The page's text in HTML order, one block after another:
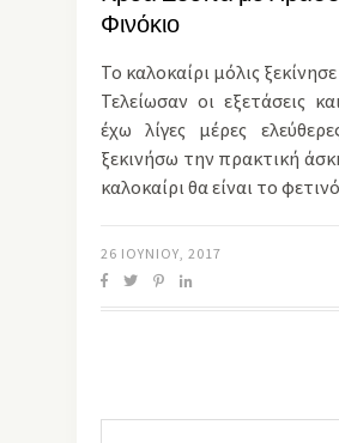
Φινόκιο
Το καλοκαίρι μόλις
Τελείωσαν οι εξετάσεις
έχω λίγες μέρες
ξεκινήσω την πρακτική
καλοκαίρι θα είναι το
26 ΙΟΥΝΊΟΥ, 2017